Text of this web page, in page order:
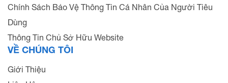
Chính Sách Bảo Vệ Thông Tin Cá Nhân Của Người Tiêu
Dùng
Thông Tin Chủ Sở Hữu Website
VỀ CHÚNG TÔI
Giới Thiệu